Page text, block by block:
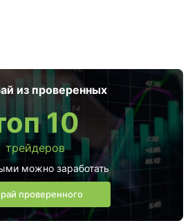
из проверенных
10
трейдеров
можно заработать
проверенного